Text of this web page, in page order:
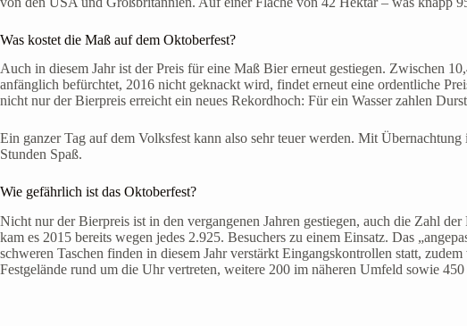
Was kostet die Maß auf dem Oktoberfest?
Auch in diesem Jahr ist der Preis für eine Maß Bier erneut gestiegen. Zwischen
anfänglich befürchtet, 2016 nicht geknackt wird, findet erneut eine ordentliche
nicht nur der Bierpreis erreicht ein neues Rekordhoch: Für ein Wasser zahlen
Ein ganzer Tag auf dem Volksfest kann also sehr teuer werden. Mit
Stunden Spaß.
Wie gefährlich ist das Oktoberfest?
Nicht nur der Bierpreis ist in den vergangenen Jahren gestiegen, auch die Zahl
kam es 2015 bereits wegen jedes 2.925. Besuchers zu einem Einsatz. Das
schweren Taschen finden in diesem Jahr verstärkt Eingangskontrollen statt,
Festgelände rund um die Uhr vertreten, weitere 200 im näheren Umfeld sowie